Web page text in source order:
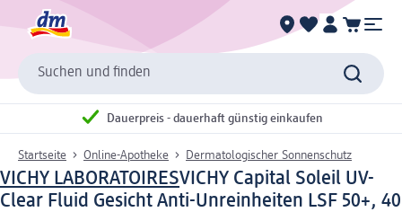
Suchen und finden
Dauerpreis - dauerhaft günstig einkaufen
Startseite Online-Apotheke Dermatologischer Sonnenschutz
VICHY LABORATOIRESVICHY Capital Soleil UV-
Clear Fluid Gesicht Anti-Unreinheiten LSF 50+, 40